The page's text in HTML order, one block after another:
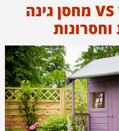
מחסן גינה מעץ VS מחסן גינה
וחסרונות